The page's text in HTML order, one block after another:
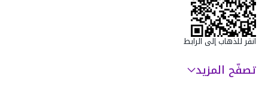
انقر للذهاب إلى الرابط
تصفّح المزيد